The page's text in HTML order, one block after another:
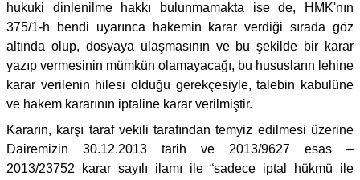
hukuki dinlenilme hakkı bulunmamakta ise de, HMK'nın
375/1-h bendi uyarınca hakemin karar verdiği sırada göz
altında olup, dosyaya ulaşmasının ve bu şekilde bir karar
yazıp vermesinin mümkün olamayacağı, bu hususların lehine
karar verilenin hilesi olduğu gerekçesiyle, talebin kabulüne
ve hakem kararının iptaline karar verilmiştir.
Kararın, karşı taraf vekili tarafından temyiz edilmesi üzerine
Dairemizin 30.12.2013 tarih ve 2013/9627 esas –
2013/23752 karar sayılı ilamı ile “sadece iptal hükmü ile